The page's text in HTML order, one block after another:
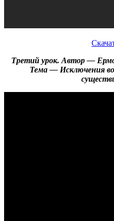
Третий урок. Автор —
Тема — Исключения